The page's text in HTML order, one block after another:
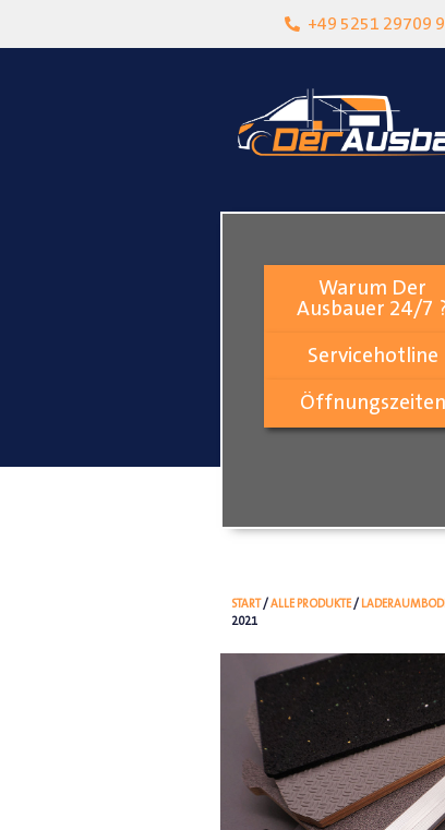
+49 5251 29709
Lokalgeschäft in Paderborn
Warum Der
Ausbauer 24/7
Servicehotline
Öffnungszeiten
START/ALLE PRODUKTE/
2021